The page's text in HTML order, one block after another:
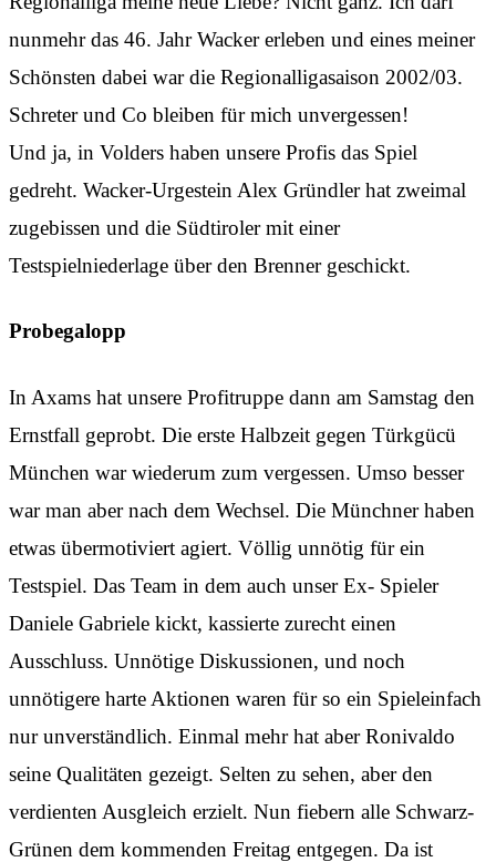
nunmehr das 46. Jahr Wacker erleben und eines meiner
Schönsten dabei war die Regionalligasaison 2002/03.
Schreter und Co bleiben für mich unvergessen!
Und ja, in Volders haben unsere Profis das Spiel
gedreht. Wacker-Urgestein Alex Gründler hat zweimal
zugebissen und die Südtiroler mit einer
Testspielniederlage über den Brenner geschickt.
Probegalopp
In Axams hat unsere Profitruppe dann am Samstag den
Ernstfall geprobt. Die erste Halbzeit gegen Türkgücü
München war wiederum zum vergessen. Umso besser
war man aber nach dem Wechsel. Die Münchner haben
etwas übermotiviert agiert. Völlig unnötig für ein
Testspiel. Das Team in dem auch unser Ex- Spieler
Daniele Gabriele kickt, kassierte zurecht einen
Ausschluss. Unnötige Diskussionen, und noch
unnötigere harte Aktionen waren für so ein Spieleinfach
nur unverständlich. Einmal mehr hat aber Ronivaldo
seine Qualitäten gezeigt. Selten zu sehen, aber den
verdienten Ausgleich erzielt. Nun fiebern alle Schwarz-
Grünen dem kommenden Freitag entgegen. Da ist